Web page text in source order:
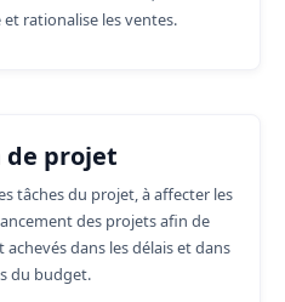
rationalise les ventes.
de projet
tâches du projet, à affecter les
des projets afin de
dans les délais et dans
du budget.